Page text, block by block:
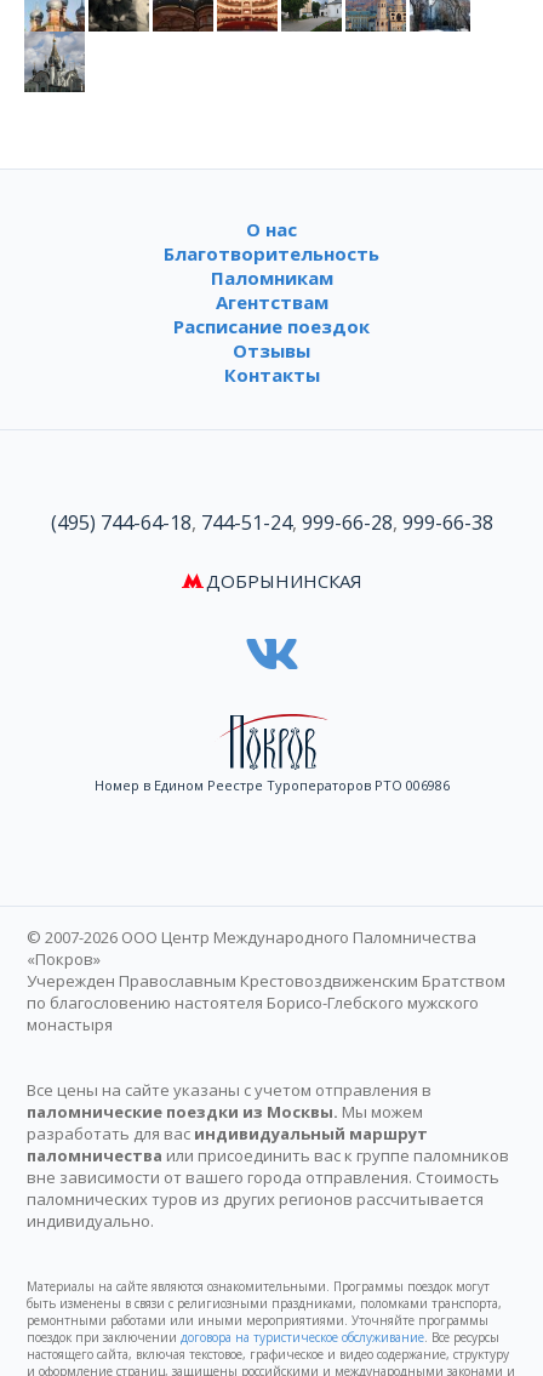
О нас
Благотворительность
Паломникам
Агентствам
Расписание поездок
Отзывы
Контакты
(495) 744-64-18, 744-51-24, 999-66-28, 999-66-38
ДОБРЫНИНСКАЯ
Номер в Едином Реестре Туроператоров РТО 006986
© 2007-2026 ООО Центр Международного Паломничества
«Покров»
Учережден Православным Крестовоздвиженским Братством
по благословению настоятеля Борисо-Глебского мужского
монастыря
Все цены на сайте указаны с учетом отправления в
паломнические поездки из Москвы. Мы можем
разработать для вас индивидуальный маршрут
паломничества или присоединить вас к группе паломников
вне зависимости от вашего города отправления. Стоимость
паломнических туров из других регионов рассчитывается
индивидуально.
Материалы на сайте являются ознакомительными. Программы поездок могут
быть изменены в связи с религиозными праздниками, поломками транспорта,
ремонтными работами или иными мероприятиями. Уточняйте программы
поездок при заключениидоговора на туристическое обслуживание. Все ресурсы
настоящего сайта, включая текстовое, графическое и видео содержание, структуру
и оформление страниц, защищены российскими и международными законами и